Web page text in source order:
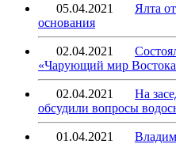
05.04.2021
Ялта
основания
02.04.2021
«Чарующий мир
02.04.2021
На
обсудили вопросы
01.04.2021